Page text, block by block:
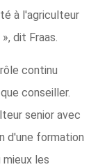
à l'agriculteur
dit Fraas.
continu
conseiller.
senior avec
d'une formation
les